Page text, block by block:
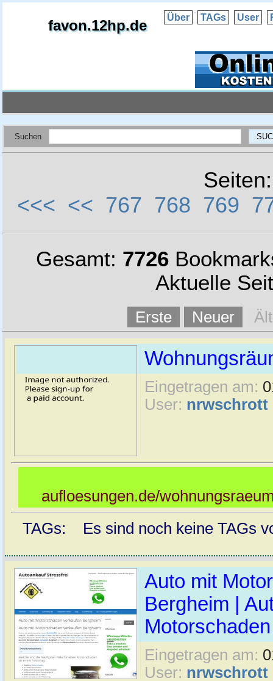
favon.12hp.de Über TAGs User
Suchen
<<< << 767 768 769
Gesamt: 7726
Aktuelle
Erste Neuer
Eingetragen am:
User: nrwschrott
aufloesungen.de/
TAGs: Es sind noch keine TAGs
Auto mit
Bergheim |
Eingetragen am:
User: nrwschrott